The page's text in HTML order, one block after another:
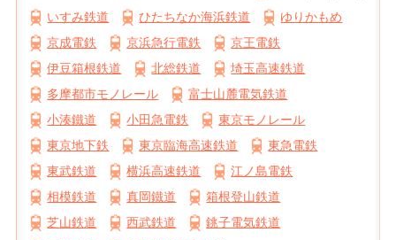
いすみ鉄道 ひたちなか海浜鉄道
ゆりかもめ
京成電鉄
京浜急行電鉄
京王電鉄
伊豆箱根鉄道
北総鉄道
埼玉高速鉄道
多摩都市モノレール
富士山麓電気鉄道
小湊鐵道
小田急電鉄
東京モノレール
東京地下鉄
東京臨海高速鉄道
東急電鉄
東武鉄道
横浜高速鉄道
江ノ島電鉄
相模鉄道
真岡鐵道
箱根登山鉄道
芝山鉄道
西武鉄道
銚子電気鉄道